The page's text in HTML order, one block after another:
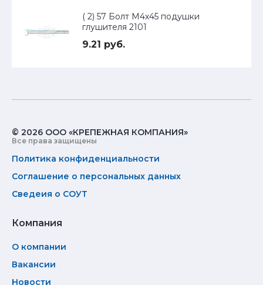
( 2) 57 Болт М4х45 подушки
глушителя 2101
9.21 руб.
© 2026 ООО «КРЕПЕЖНАЯ КОМПАНИЯ»
Все права защищены
Политика конфиденциальности
Соглашение о персональных данных
Сведеия о СОУТ
Компания
О компании
Вакансии
Новости